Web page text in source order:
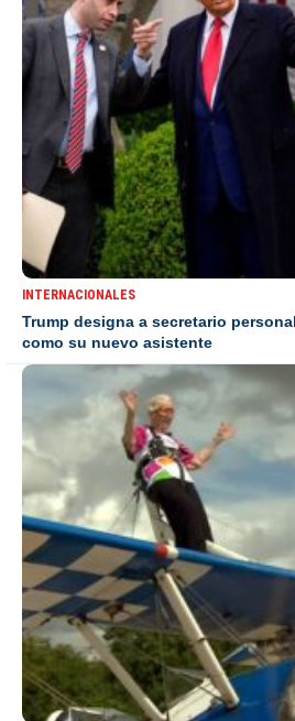
INTERNACIONALES
Trump designa a secretario
como su nuevo asistente